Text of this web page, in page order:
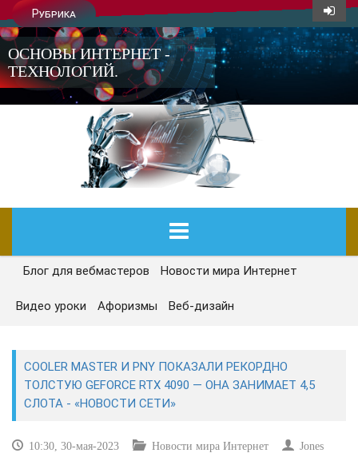
Рубрика
ОСНОВЫ ИНТЕРНЕТ -
ТЕХНОЛОГИЙ.
ГЛАВНАЯ
СЕГОДНЯ
Блог для вебмастеров Новости мира Интернет
Видео уроки Афоризмы Веб-дизайн
COOLER MASTER И PNY ПОКАЗАЛИ РЕКОРДНО
ТОЛСТУЮ GEFORCE RTX 4090 — ОНА ЗАНИМАЕТ 4,5
СЛОТА - «НОВОСТИ СЕТИ»
10:30, 30-мая-2023 Новости мира Интернет
Jones